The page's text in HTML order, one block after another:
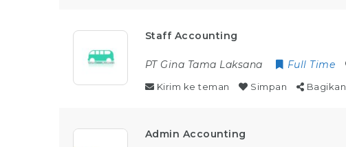
Staff Accounting
PT Gina Tama Laksana Full Time
Kirim ke teman Simpan Bagikan
Admin Accounting